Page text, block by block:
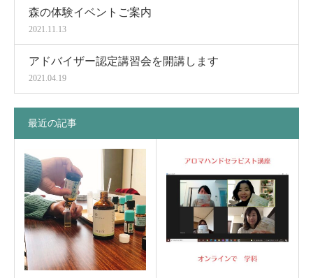
森の体験イベントご案内
2021.11.13
アドバイザー認定講習会を開講します
2021.04.19
最近の記事